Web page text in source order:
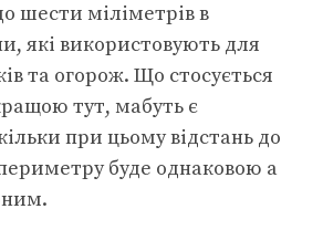
шести міліметрів в
які використовують для
та огорож. Що стосується
тут, мабуть є
при цьому відстань до
буде однаковою а